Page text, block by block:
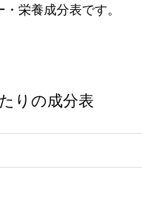
栄養成分表です。
りの成分表